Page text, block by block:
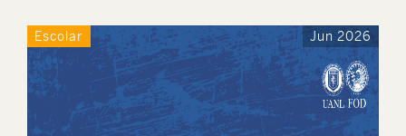
Escolar Jun 2026